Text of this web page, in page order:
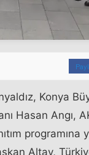
Konya
Hasan Angı,
Altay,